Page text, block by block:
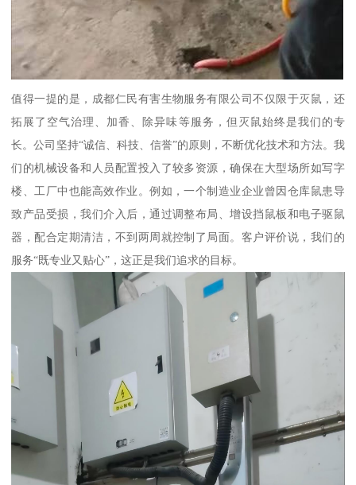
值得一提的是，成都仁民有害生物服务有限公司不仅限于灭鼠，还
拓展了空气治理、加香、除异味等服务，但灭鼠始终是我们的专
长。公司坚持“诚信、科技、信誉”的原则，不断优化技术和方法。我
们的机械设备和人员配置投入了较多资源，确保在大型场所如写字
楼、工厂中也能高效作业。例如，一个制造业企业曾因仓库鼠患导
致产品受损，我们介入后，通过调整布局、增设挡鼠板和电子驱鼠
器，配合定期清洁，不到两周就控制了局面。客户评价说，我们的
服务“既专业又贴心”，这正是我们追求的目标。